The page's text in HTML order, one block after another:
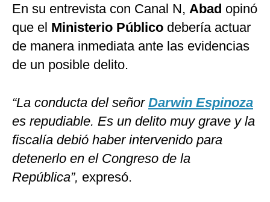
En su entrevista con Canal N, Abad opinó
que el Ministerio Público debería actuar
de manera inmediata ante las evidencias
de un posible delito.
“La conducta del señor Darwin Espinoza
es repudiable. Es un delito muy grave y la
fiscalía debió haber intervenido para
detenerlo en el Congreso de la
República”, expresó.